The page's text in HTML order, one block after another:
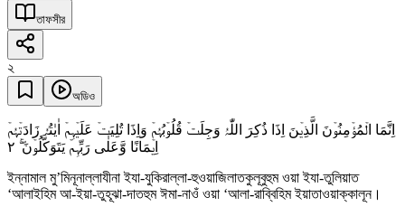
তাফসীর
২
অডিও
اِنَّمَا الۡمُؤۡمِنُوۡنَ الَّذِیۡنَ اِذَا ذُکِرَ اللّٰہُ وَجِلَتۡ قُلُوۡبُہُمۡ وَاِذَا تُلِیَتۡ عَلَیۡہِمۡ اٰیٰتُہٗ زَادَتۡہُمۡ
اِیۡمَانًا وَّعَلٰی رَبِّہِمۡ یَتَوَکَّلُوۡنَ ۚۖ ٢
ইন্নামাল মু’মিনূনাল্লাযীনা ইযা-যুকিরাল্লা-হুওয়াজিলাতকুলূবুহুম ওয়া ইযা-তুলিয়াত
‘আলাইহিম আ-ইয়া-তুহূঝা-দাতহুম ঈমা-নাওঁ ওয়া ‘আলা-রাব্বিহিম ইয়াতাওয়াক্কালূন।